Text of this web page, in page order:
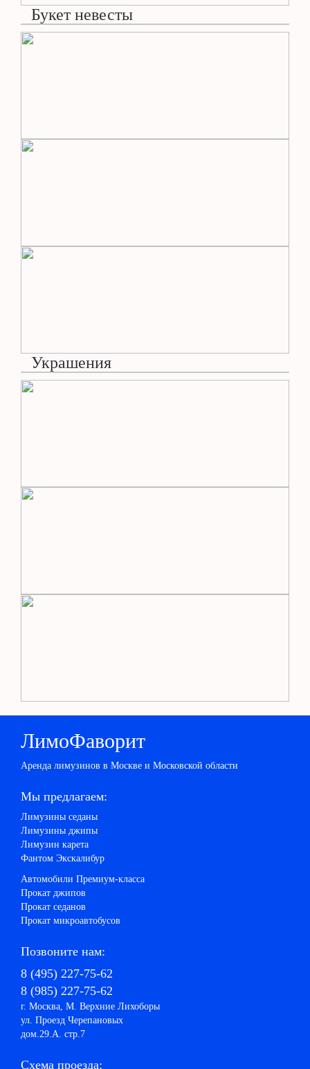
Букет невесты
Украшения
ЛимоФаворит
Аренда лимузинов в Москве и Московской области
Мы предлагаем:
Лимузины седаны
Лимузины джипы
Лимузин карета
Фантом Экскалибур
Автомобили Премиум-класса
Прокат джипов
Прокат седанов
Прокат микроавтобусов
Позвоните нам:
8 (495) 227-75-62
8 (985) 227-75-62
г. Москва, М. Верхние Лихоборы
ул. Проезд Черепановых
дом.29.А. стр.7
Схема проезда: